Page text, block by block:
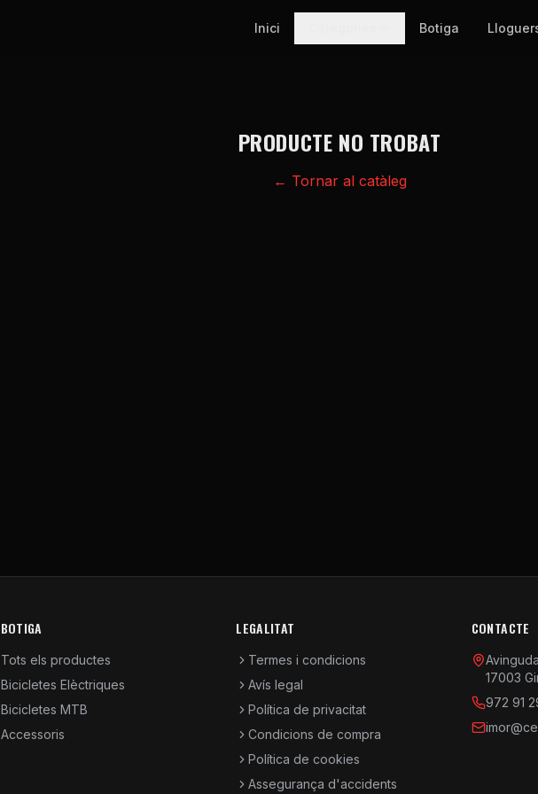
Inici Botiga
PRODUCTE NO TROBAT
← Tornar al catàleg
BOTIGA
Tots els productes
Bicicletes Elèctriques
Bicicletes MTB
Accessoris
LEGALITAT
Termes i condicions
Avís legal
Política de privacitat
Condicions de compra
Política de cookies
Assegurança d'accidents
CONTACTE
17003
972 91